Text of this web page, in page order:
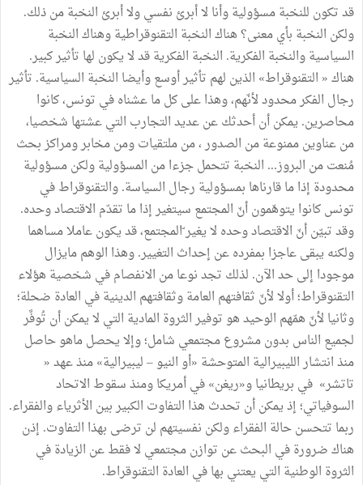
قد تكون للنخبة مسؤولية وأنا لا أبرئ نفسي ولا أبرئ النخبة من ذلك.
ولكن النخبة بأي معنى؟ هناك النخبة التقنوقراطية وهناك النخبة
السياسية والنخبة الفكرية. النخبة الفكرية قد لا يكون لها تأثير كبير.
هناك « التقنوقراط» الذين لهم تأثير أوسع وأيضا النخبة السياسية. تأثير
رجال الفكر محدود لأنّهم، وهذا على كل ما عشناه في تونس، كانوا
محاصرين. يمكن أن أحدثك عن عديد التجارب التي عشتها شخصيا،
من عناوين ممنوعة من الصدور ، من ملتقيات ومن مخابر ومراكز بحث
مُنعت من البروز... النخبة تتحمل جزءا من المسؤولية ولكن مسؤولية
محدودة إذا ما قارناها بمسؤولية رجال السياسة. والتقنوقراط في
تونس كانوا يتوهّمون أنّ المجتمع سيتغير إذا ما تقدّم الاقتصاد وحده.
وقد تبيّن أنّ الاقتصاد وحده لا يغير ّالمجتمع، قد يكون عاملا مساهما
ولكنه يبقى عاجزا بمفرده عن إحداث التغيير. وهذا الوهم مايزال
موجودا إلى حد الآن. لذلك تجد نوعا من الانفصام في شخصية هؤلاء
التقنوقراط؛ أولا لأنّ ثقافتهم العامة وثقافتهم الدينية في العادة ضحلة؛
وثانيا لأنّ همّهم الوحيد هو توفير الثروة المادية التي لا يمكن أن تُوفَّر
لجميع الناس بدون مشروع مجتمعي شامل؛ وإلا يحصل ماهو حاصل
منذ انتشار الليبيرالية المتوحشة «أو النيو – ليبيرالية» منذ عهد «
تاتشر» في بريطانيا و«ريغن» في أمريكا ومنذ سقوط الاتحاد
السوفياتي؛ إذ يمكن أن تحدث هذا التفاوت الكبير بين الأثرياء والفقراء.
ربما تتحسن حالة الفقراء ولكن نفسيتهم لن ترضى بهذا التفاوت. إذن
هناك ضرورة في البحث عن توازن مجتمعي لا فقط عن الزيادة في
الثروة الوطنية التي يعتني بها في العادة التقنوقراط.